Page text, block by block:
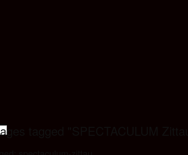
tagged "SPECTACULUM Zittau"